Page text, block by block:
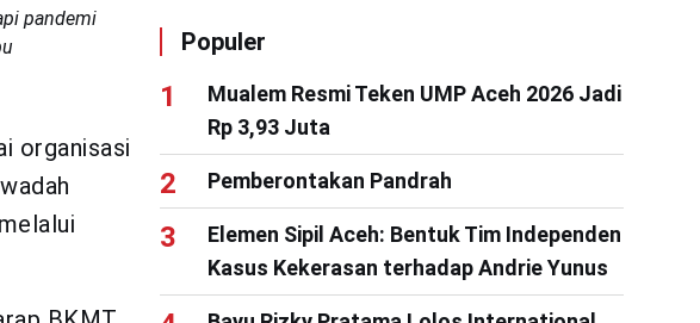
pandemi
organisasi
Populer
Mualem Resmi Teken UMP Aceh 2026 Jadi
Rp 3,93 Juta
Pemberontakan Pandrah
Elemen Sipil Aceh: Bentuk Tim Independen
Kasus Kekerasan terhadap Andrie Yunus